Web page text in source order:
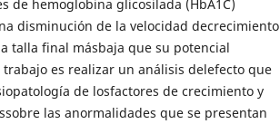
de hemoglobina glicosilada (HbA1C)
disminución de la velocidad decrecimiento
talla final másbaja que su potencial
es realizar un análisis delefecto que
de losfactores de crecimiento y
las anormalidades que se presentan